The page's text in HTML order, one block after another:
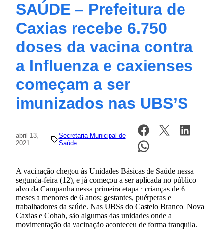
SAÚDE – Prefeitura de
Caxias recebe 6.750
doses da vacina contra
a Influenza e caxienses
começam a ser
imunizados nas UBS’S
abril 13,
2021
Secretaria Municipal de
Saúde
A vacinação chegou às Unidades Básicas de Saúde nessa
segunda-feira (12), e já começou a ser aplicada no público
alvo da Campanha nessa primeira etapa : crianças de 6
meses a menores de 6 anos; gestantes, puérperas e
trabalhadores da saúde. Nas UBSs do Castelo Branco, Nova
Caxias e Cohab, são algumas das unidades onde a
movimentação da vacinação aconteceu de forma tranquila.